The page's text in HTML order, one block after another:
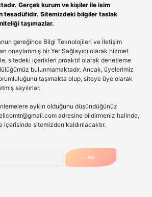
Gerçek kurum ve kişiler ile isim
tesadüfidir. Sitemizdeki bilgiler taslak
taşımazlar.
gereğince Bilgi Teknolojileri ve İletişim
onaylanmış bir Yer Sağlayıcı olarak hizmet
sitedeki içerikleri proaktif olarak denetleme
bulunmamaktadır. Ancak, üyelerimiz
taşımakta olup, siteye üye olarak
sayılırlar.
aykırı olduğunu düşündüğünüz
adresine bildirmeniz halinde,
sitemizden kaldırılacaktır.